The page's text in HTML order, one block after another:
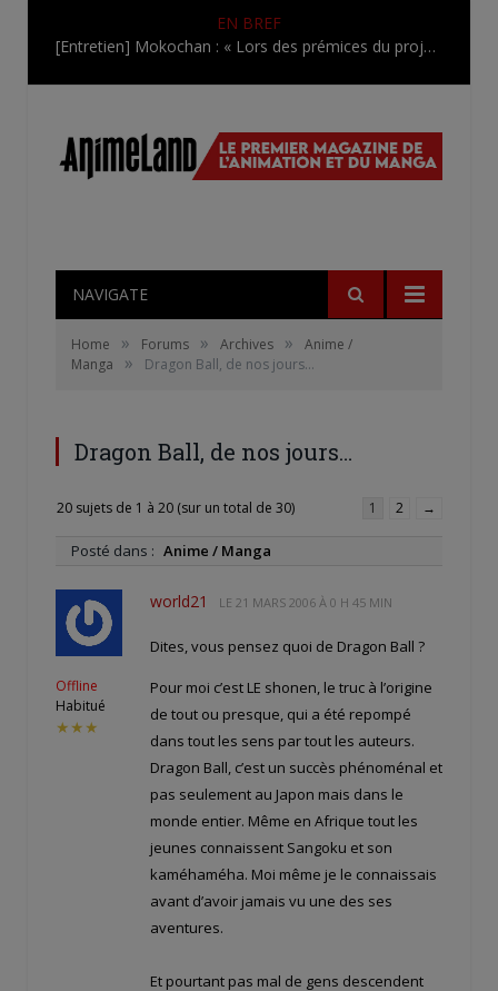
EN BREF
[Entretien] Mokochan : « Lors des prémices du projet, il était déjà demandé de suivre au mieux le manga originel.»
NAVIGATE
Home » Forums » Archives »
Anime /
Manga
» Dragon Ball, de nos jours…
Dragon Ball, de nos jours…
20 sujets de 1 à 20 (sur un total de 30) 1 2 →
Posté dans : Anime / Manga
Offline
Habitué
★★★
world21 LE 21 MARS 2006 À 0 H 45 MIN
Dites, vous pensez quoi de Dragon Ball ?
Pour moi c’est LE shonen, le truc à l’origine
de tout ou presque, qui a été repompé
dans tout les sens par tout les auteurs.
Dragon Ball, c’est un succès phénoménal et
pas seulement au Japon mais dans le
monde entier. Même en Afrique tout les
jeunes connaissent Sangoku et son
kaméhaméha. Moi même je le connaissais
avant d’avoir jamais vu une des ses
aventures.
Et pourtant pas mal de gens descendent